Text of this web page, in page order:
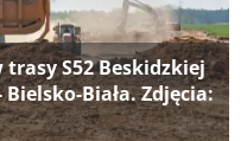
S52 Beskidzkiej
Biała. Zdjęcia: